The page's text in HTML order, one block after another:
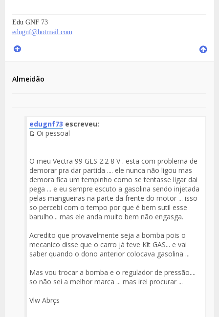
Edu GNF 73
edugnf@hotmail.com
Almeidão
edugnf73 escreveu:
Fuente
Mensaje
Oi pessoal
O meu Vectra 99 GLS 2.2 8 V . esta com problema de
demorar pra dar partida .... ele nunca não ligou mas
demora fica um tempinho como se tentasse ligar dai
pega ... e eu sempre escuto a gasolina sendo injetada
pelas mangueiras na parte da frente do motor ... isso
so percebi com o tempo por que é bem sutil esse
barulho... mas ele anda muito bem não engasga.
Acredito que provavelmente seja a bomba pois o
mecanico disse que o carro já teve Kit GAS... e vai
saber quando o dono anterior colocava gasolina ...
Mas vou trocar a bomba e o regulador de pressão....
so não sei a melhor marca ... mas irei procurar ...
Vlw Abrçs